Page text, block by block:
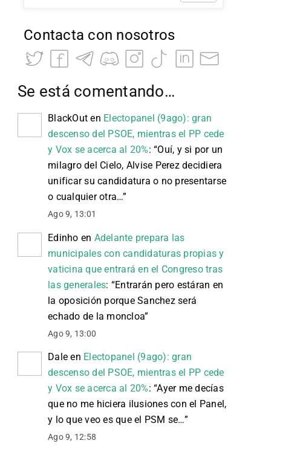
Contacta con nosotros
Se está comentando…
BlackOut en Electopanel (9ago): gran
descenso del PSOE, mientras el PP cede
y Vox se acerca al 20%: “Ouí, y si por un
milagro del Cielo, Alvise Perez decidiera
unificar su candidatura o no presentarse
o cualquier otra…”
Ago 9, 13:01
Edinho en Adelante prepara las
municipales con candidaturas propias y
vaticina que entrará en el Congreso tras
las generales: “Entrarán pero estáran en
la oposición porque Sanchez será
echado de la moncloa”
Ago 9, 13:00
Dale en Electopanel (9ago): gran
descenso del PSOE, mientras el PP cede
y Vox se acerca al 20%: “Ayer me decías
que no me hiciera ilusiones con el Panel,
y lo que veo es que el PSM se…”
Ago 9, 12:58